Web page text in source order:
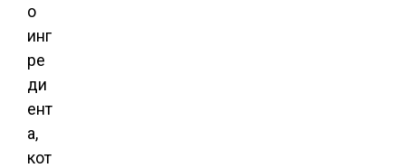
о
инг
ре
ди
ент
а,
кот